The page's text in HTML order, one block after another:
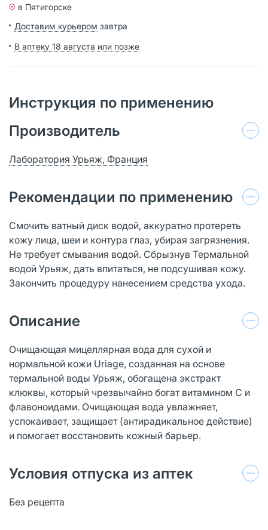
в Пятигорске
Доставим курьером завтра
В аптеку 18 августа или позже
Инструкция по применению
Производитель
Лаборатория Урьяж, Франция
Рекомендации по применению
Смочить ватный диск водой, аккуратно протереть
кожу лица, шеи и контура глаз, убирая загрязнения.
Не требует смывания водой. Сбрызнув Термальной
водой Урьяж, дать впитаться, не подсушивая кожу.
Закончить процедуру нанесением средства ухода.
Описание
Очищающая мицеллярная вода для сухой и
нормальной кожи Uriage, созданная на основе
термальной воды Урьяж, обогащена экстракт
клюквы, который чрезвычайно богат витамином C и
флавоноидами. Очищающая вода увлажняет,
успокаивает, защищает (aнтирадикальное действие)
и помогает восстановить кожный барьер.
Условия отпуска из аптек
Без рецепта